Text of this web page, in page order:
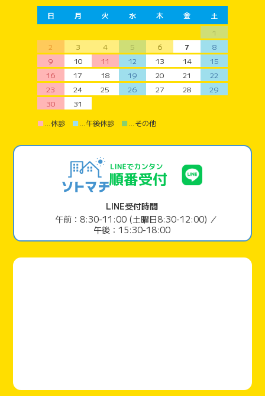
日 月 火 水 木 金
土
1
2
3 4 5 6 7
8
9
10 11 12 13 14
15
16
17 18 19 20 21
22
23
24 25 26 27 28
29
30
31
■
…休診 ■ …午後休診 ■ …その他
LINE受付時間
午前：8:30-11:00 (土曜日8:30-12:00) ／
午後：15:30-18:00